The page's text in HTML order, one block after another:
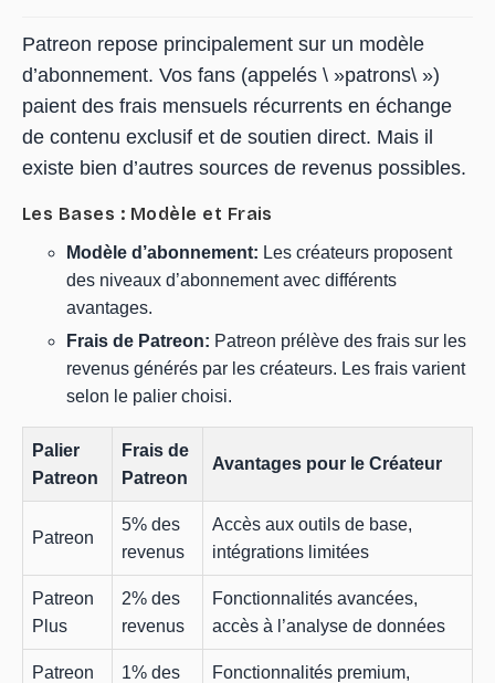
Patreon repose principalement sur un modèle
d’abonnement. Vos fans (appelés \ »patrons\ »)
paient des frais mensuels récurrents en échange
de contenu exclusif et de soutien direct. Mais il
existe bien d’autres sources de revenus possibles.
Les Bases : Modèle et Frais
Modèle d’abonnement: Les créateurs proposent
des niveaux d’abonnement avec différents
avantages.
Frais de Patreon: Patreon prélève des frais sur les
revenus générés par les créateurs. Les frais varient
selon le palier choisi.
Palier
Patreon
Frais de
Patreon
Avantages pour le Créateur
Patreon
5% des
revenus
Accès aux outils de base,
intégrations limitées
Patreon
Plus
2% des
revenus
Fonctionnalités avancées,
accès à l’analyse de données
Patreon
1% des
Fonctionnalités premium,